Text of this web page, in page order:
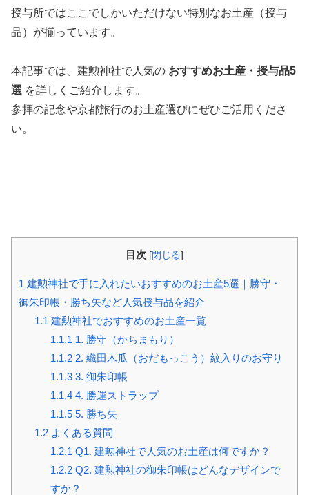
授与所ではここでしかいただけない特別なお土産（授与
品）が揃っています。
本記事では、建勲神社で人気の おすすめお土産・授与品5
選 を詳しくご紹介します。
参拝の記念や京都旅行のお土産選びにぜひご活用くださ
い。
目次 [閉じる]
1 建勲神社で手に入れたいおすすめのお土産5選｜勝守・
御朱印帳・勝ち矢など人気授与品を紹介
1.1 建勲神社でおすすめのお土産一覧
1.1.1 1. 勝守（かちまもり）
1.1.22. 織田木瓜（おだもっこう）紋入りのお守り
1.1.33. 御朱印帳
1.1.44. 勝運ストラップ
1.1.55. 勝ち矢
1.2よくある質問
1.2.1 Q1. 建勲神社で人気のお土産は何ですか？
1.2.2Q2. 建勲神社の御朱印帳はどんなデザインで
すか？